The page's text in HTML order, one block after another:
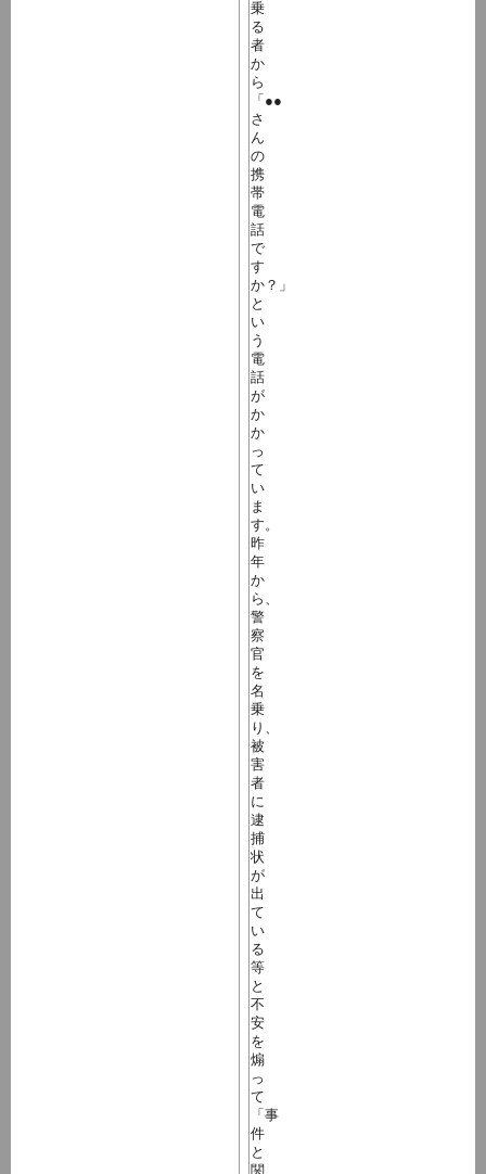
乗
る
者
か
ら
「●●
さ
ん
の
携
帯
電
話
で
す
か？」
と
い
う
電
話
が
か
か
っ
て
い
ま
す。
昨
年
か
ら、
警
察
官
を
名
乗
り、
被
害
者
に
逮
捕
状
が
出
て
い
る
等
と
不
安
を
煽
っ
て
「事
件
と
関